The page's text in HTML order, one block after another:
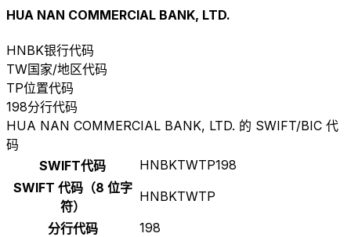
HUA NAN COMMERCIAL BANK, LTD.
HNBK银行代码
TW国家/地区代码
TP位置代码
198分行代码
HUA NAN COMMERCIAL BANK, LTD. 的 SWIFT/BIC 代
码
SWIFT代码
HNBKTWTP198
SWIFT 代码（8 位字
符）
HNBKTWTP
分行代码
198